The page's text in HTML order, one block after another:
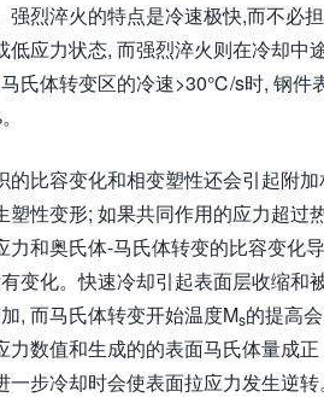
烈淬火的特点是冷速极快,而不必
应力状态, 而强烈淬火则在冷却中
氏体转变区的冷速>30℃/s时, 钢件
比容变化和相变塑性还会引起附
性变形; 如果共同作用的应力超过
和奥氏体-马氏体转变的比容变化
变化。快速冷却引起表面层收缩和
, 而马氏体转变开始温度Ms的提高
数值和生成的的表面马氏体量成正
步冷却时会使表面拉应力发生逆